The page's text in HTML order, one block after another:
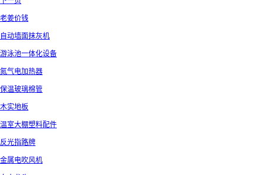
老姜价钱
自动墙面抹灰机
游泳池一体化设备
氮气电加热器
保温玻璃棉管
木实地板
温室大棚塑料配件
反光指路牌
金属电吹风机